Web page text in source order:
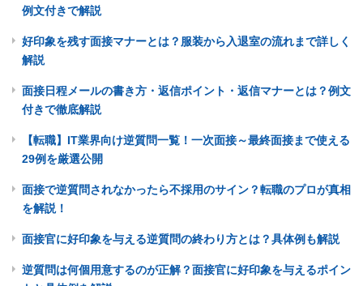
例文付きで解説
好印象を残す面接マナーとは？服装から入退室の流れまで詳しく
解説
面接日程メールの書き方・返信ポイント・返信マナーとは？例文
付きで徹底解説
【転職】IT業界向け逆質問一覧！一次面接～最終面接まで使える
29例を厳選公開
面接で逆質問されなかったら不採用のサイン？転職のプロが真相
を解説！
面接官に好印象を与える逆質問の終わり方とは？具体例も解説
逆質問は何個用意するのが正解？面接官に好印象を与えるポイン